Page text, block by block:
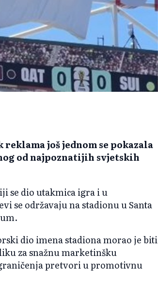
još jednom se pokazala
od najpoznatijih svjetskih
se dio utakmica igra i u
se održavaju na stadionu u Santa
dio imena stadiona morao je biti
za snažnu marketinšku
pretvori u promotivnu